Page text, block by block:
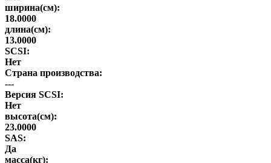
ширина(см):
18.0000
длина(см):
13.0000
SCSI:
Нет
Страна производства:
---
Версия SCSI:
Нет
высота(см):
23.0000
SAS:
Да
масса(кг):